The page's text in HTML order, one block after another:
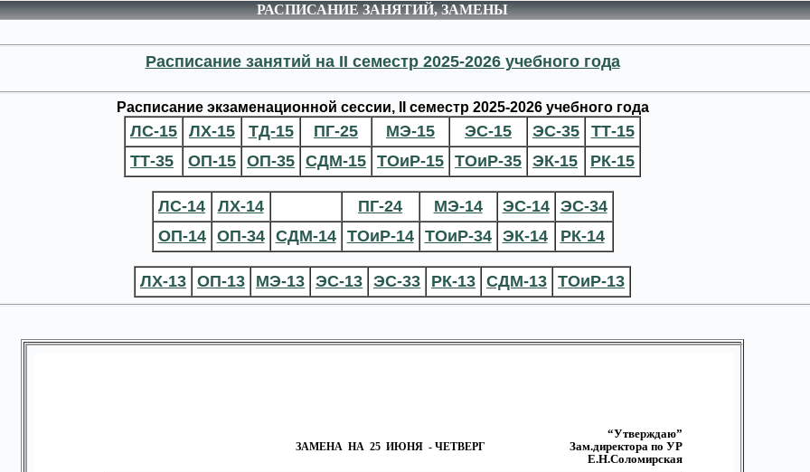
РАСПИСАНИЕ ЗАНЯТИЙ, ЗАМЕНЫ
Расписание занятий на II семестр 2025-2026 учебного года
Расписание экзаменационной сессии, II семестр 2025-2026 учебного года
ЛС-15 ЛХ-15 ТД-15 ПГ-25 МЭ-15 ЭС-15 ЭС-35
ТТ-15
ТТ-35
ОП-15 ОП-35 СДМ-15 ТОиР-15 ТОиР-35 ЭК-15 РК-15
ЛС-14 ЛХ-14 ПГ-24 МЭ-14 ЭС-14
ЭС-34
ОП-14
ОП-34 СДМ-14 ТОиР-14 ТОиР-34 ЭК-14 РК-14
ЛХ-13 ОП-13 МЭ-13 ЭС-13 ЭС-33 РК-13 СДМ-13 ТОиР-13